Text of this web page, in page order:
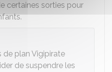
certaines sorties pour
de plan Vigipirate
de suspendre les